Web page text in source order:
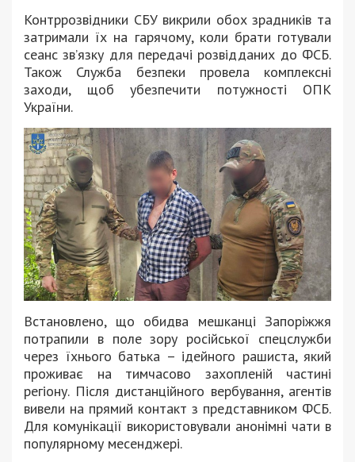
Контррозвідники СБУ викрили обох зрадників та
затримали їх на гарячому, коли брати готували
сеанс зв’язку для передачі розвідданих до ФСБ.
Також Служба безпеки провела комплексні
заходи, щоб убезпечити потужності ОПК
України.
Встановлено, що обидва мешканці Запоріжжя
потрапили в поле зору російської спецслужби
через їхнього батька – ідейного рашиста, який
проживає на тимчасово захопленій частині
регіону. Після дистанційного вербування, агентів
вивели на прямий контакт з представником ФСБ.
Для комунікації використовували анонімні чати в
популярному месенджері.